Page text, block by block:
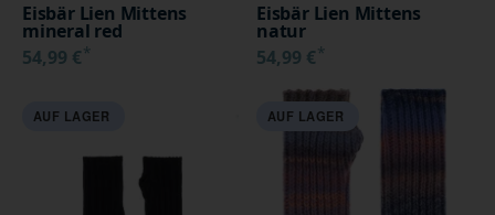
Eisbär Lien Mittens
mineral red
54,99 €*
Eisbär Lien Mittens
natur
54,99 €*
AUF LAGER AUF LAGER